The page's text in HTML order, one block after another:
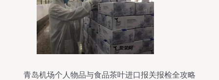
青岛机场个人物品与食品茶叶进口报关报检全攻略